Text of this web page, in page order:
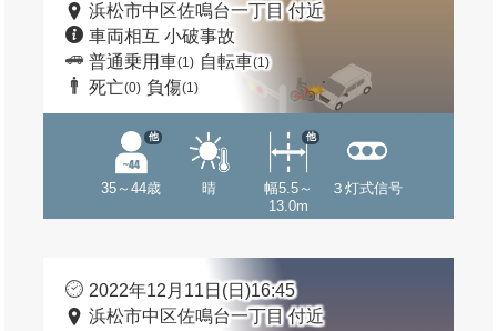
浜松市中区佐鳴台一丁目 付近
車両相互 小破事故
普通乗用車(1) 自転車(1)
死亡(0) 負傷(1)
35～44歳
他
晴
幅5.5～
13.0m
他
３灯式信号
2022年12月11日(日)16:45
浜松市中区佐鳴台一丁目 付近